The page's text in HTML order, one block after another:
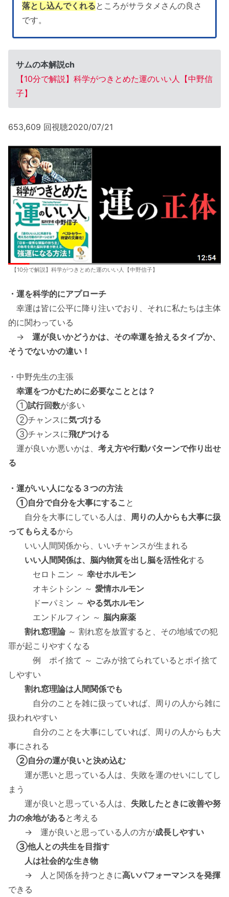
落とし込んでくれるところがサラタメさんの良さ
です。
サムの本解説ch
【10分で解説】科学がつきとめた運のいい人【中野信
子】
653,609 回視聴2020/07/21
【10分で解説】科学がつきとめた運のいい人【中野信子】
・運を科学的にアプローチ
幸運は皆に公平に降り注いでおり、それに私たちは主体
的に関わっている
→ 運が良いかどうかは、その幸運を拾えるタイプか、
そうでないかの違い！
・中野先生の主張
幸運をつかむために必要なこととは？
①試行回数が多い
②チャンスに気づける
③チャンスに飛びつける
運が良いか悪いかは、 考え方や行動パターンで作り出せ
る
・運がいい人になる３つの方法
①自分で自分を大事にするこ と
自分を大事にしている人は、 周りの人からも大事に扱
ってもらえるから
いい人間関係から、いいチャンスが生まれる
いい人間関係は、脳内物質を出し脳を活性化する
セロトニン ～ 幸せホルモン
オキシトシン ～ 愛情ホルモン
ドーパミン ～ やる気ホルモン
エンドルフィン ～ 脳内麻薬
割れ窓理論～ 割れ窓を放置すると、その地域での犯
罪が起こりやすくなる
例 ポイ捨て ～ ごみが捨てられているとポイ捨て
しやすい
割れ窓理論は人間関係でも
自分のことを雑に扱っていれば、周りの人から雑に
扱われやすい
自分のことを大事にしていれば、周りの人からも大
事にされる
②自分の運が良いと決め込む
運が悪いと思っている人は、失敗を運のせいにしてし
まう
運が良いと思っている人は、 失敗したときに改善や努
力の余地があると考える
→ 運が良いと思っている人の方が成長しやすい
③他人との共生を目指す
人は社会的な生き物
→ 人と関係を持つときに高いパフォーマンスを発揮
できる